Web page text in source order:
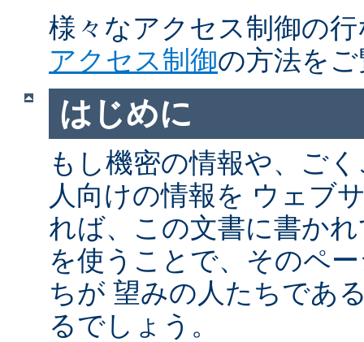
様々なアクセス制御の
アクセス制御の方法を
はじめに
もし機密の情報や、ご
人向けの情報を ウェブ
れば、この文書に書か
を使うことで、そのペ
ちが 望みの人たちであ
るでしょう。